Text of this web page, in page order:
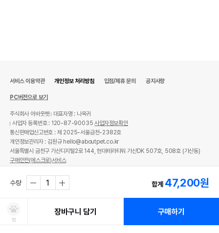
수량 합계 47,200원
찜
장바구니 담기 구매하기
서비스 이용약관 개인정보 처리방침 입점/제휴 문의 공지사항
PC버전으로 보기
주식회사 어바웃펫
대표자명 : 나옥귀
사업자 등록번호 : 120-87-90035사업자정보확인
통신판매업신고번호 : 제 2025-서울금천-2382호
개인정보관리자 : 김원규 hello@aboutpet.co.kr
서울특별시 금천구 가산디지털2로 144, 현대테라타워 가산DK 507호, 508호 (가산동)
구매안전(에스크로)서비스